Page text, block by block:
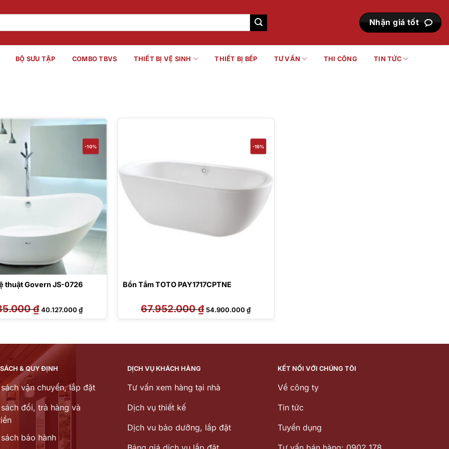
Nhận giá tốt
BỘ SƯU TẬP COMBO TBVS THIẾT BỊ VỆ SINH THIẾT BỊ BẾP TƯ VẤN THI CÔNG TIN TỨC
-10%
thuật Govern JS-0726
₫ Giá
gốc
là:
40.127.000₫Giá
hiện
tại
-19%
Bồn Tắm TOTO PAY1717CPTNE
67.952.000₫ Giá
gốc
là:
54.900.000₫Giá
hiện
tại
& QUY ĐỊNH
vận chuyển, lắp đặt
đổi, trả hàng và
bảo hành
DỊCH VỤ KHÁCH HÀNG
Tư vấn xem hàng tại nhà
Dịch vụ thiết kế
Dịch vu bảo dưỡng, lắp đặt
KẾT NỐI VỚI CHÚNG TÔI
Về công ty
Tin tức
Tuyển dụng